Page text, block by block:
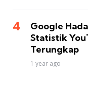
Google
Statistik
Terungkap
1 year ago